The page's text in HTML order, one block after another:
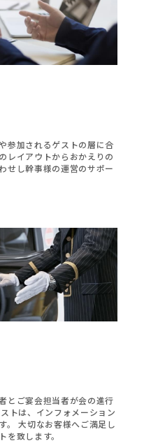
参加されるゲストの層に合
レイアウトからおかえりの
せし幹事様の運営のサポー
とご宴会担当者が会の進行
トは、インフォメーション
。 大切なお客様へご満足し
致します。